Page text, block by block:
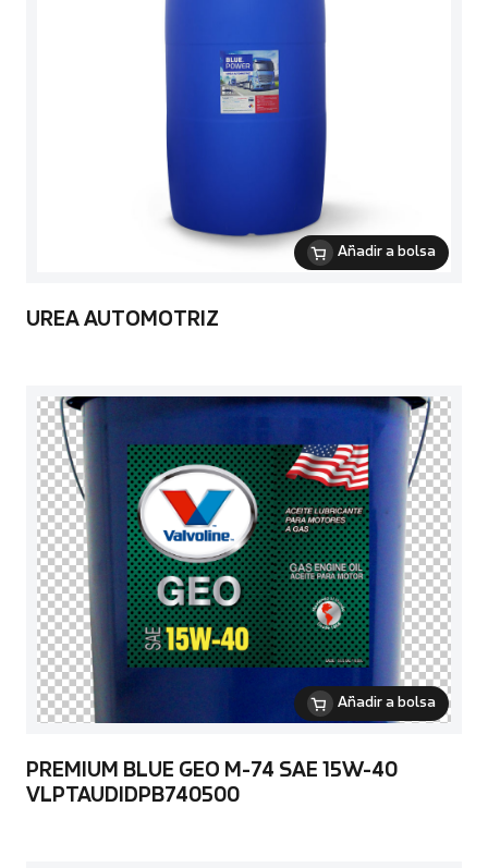
Añadir a bolsa
UREA AUTOMOTRIZ
Añadir a bolsa
PREMIUM BLUE GEO M-74 SAE 15W-40
VLPTAUDIDPB740500